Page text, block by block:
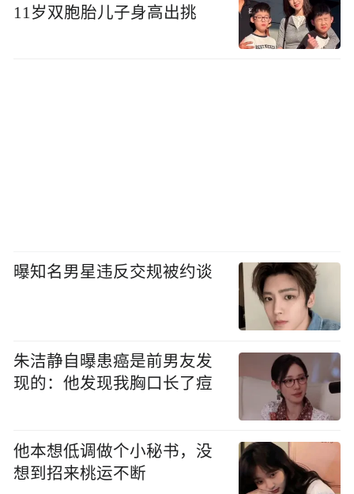
11岁双胞胎儿子身高出挑
曝知名男星违反交规被约谈
朱洁静自曝患癌是前男友发
现的：他发现我胸口长了痘
他本想低调做个小秘书，没
想到招来桃运不断